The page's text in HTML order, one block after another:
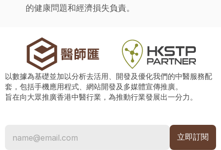
的健康問題和經濟損失負責。
以數據為基礎並加以分析去活用、開發及優化我們的中醫服務配
套，包括手機應用程式、網站開發及多媒體宣傳推廣。
旨在向大眾推廣香港中醫行業，為推動行業發展出一分力。